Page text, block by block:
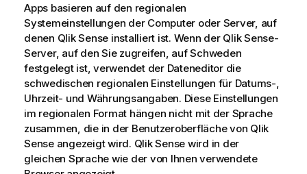
Apps basieren auf den regionalen
Systemeinstellungen der Computer oder Server, auf
denen Qlik Sense installiert ist. Wenn der Qlik Sense-
Server, auf den Sie zugreifen, auf Schweden
festgelegt ist, verwendet der Dateneditor die
schwedischen regionalen Einstellungen für Datums-,
Uhrzeit- und Währungsangaben. Diese Einstellungen
im regionalen Format hängen nicht mit der Sprache
zusammen, die in der Benutzeroberfläche von Qlik
Senseangezeigt wird. Qlik Sense wird in der
gleichen Sprache wie der von Ihnen verwendete